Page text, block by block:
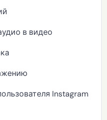
в видео
Instagram